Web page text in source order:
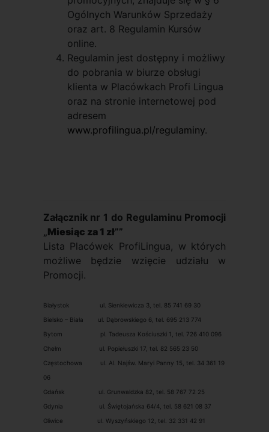
Ogólnych Warunków Sprzedaży
oraz art. 8 Regulamin Kursów
online.
Regulamin jest dostępny i możliwy
do pobrania w biurze obsługi
klienta w Placówkach Profi Lingua
oraz na stronie internetowej pod
adresem
www.profilingua.pl/regulaminy.
Załącznik nr 1 do Regulaminu Promocji
„Miesiąc za 1 zł””
Lista Placówek ProfiLingua, w których
możliwe będzie wzięcie udziału w
Promocji.
Białystok ul. Sienkiewicza 3, tel. 85 741 69 30
Bielsko – Biała ul. Dąbrowskiego 6, tel. 695 213 774
Bytom pl. Tadeusza Kościuszki 1, tel. 726 410 096
Chełm ul. Popiełuszki 17, tel. 82 565 23 50
Częstochowa ul. Al. Najśw. Maryi Panny 15, tel. 34 361 19
06
Gdańsk ul. Grunwaldzka 82, tel. 58 767 72 25
Gdynia ul. Świętojańska 64/4, tel. 58 621 08 37
Gliwice ul. Wyszyńskiego 12, tel. 32 331 42 91